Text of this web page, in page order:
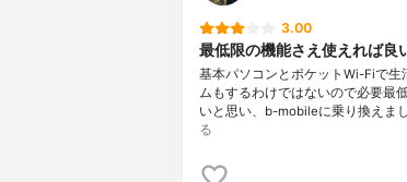
3.00
最低限の機能さえ使えれば良
基本パソコンとポケットWi-Fiで生
ムもするわけではないので必要最
いと思い、b-mobileに乗り換えま
る